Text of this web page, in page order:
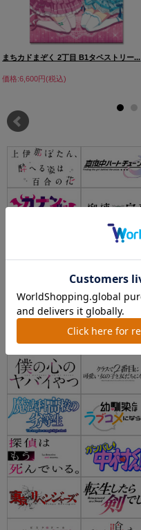
まちカドまぞく 2丁目 B1タペストリー...
価格:6,600円(税込)